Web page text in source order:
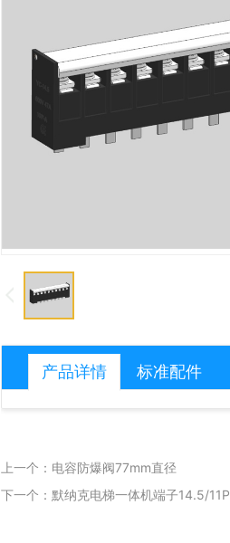
产品详情 标准配件
上一个：电容防爆阀77mm直径
下一个：默纳克电梯一体机端子14.5/11P